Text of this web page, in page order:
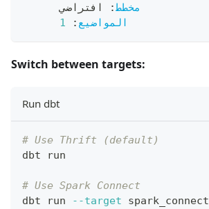
مخطط:
افتراضي
المواضيع :
1
Switch between targets:
Run dbt
# Use Thrift (default)
dbt run
# Use Spark Connect
dbt run
--target spark_connect